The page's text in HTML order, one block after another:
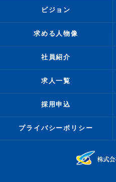
ビジョン
求める人物像
社員紹介
求人一覧
採用申込
プライバシーポリシー